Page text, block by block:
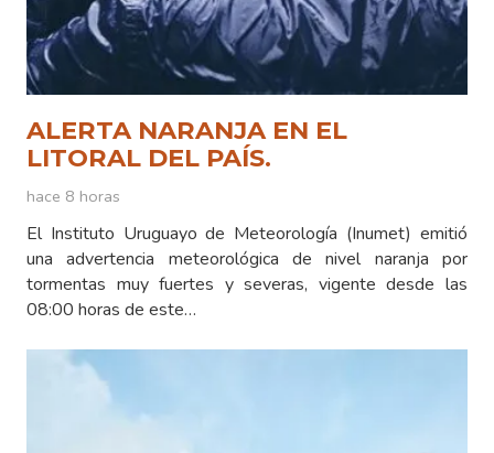
ALERTA NARANJA EN EL
LITORAL DEL PAÍS.
hace 8 horas
El Instituto Uruguayo de Meteorología (Inumet) emitió
una advertencia meteorológica de nivel naranja por
tormentas muy fuertes y severas, vigente desde las
08:00 horas de este…